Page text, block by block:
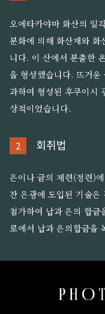
오에타카야마 화산의 일
분화에 의해 화산재와 화
니다. 이 산에서 분출한
을 형성했습니다. 뜨거운
과하여 형성된 후쿠이시
상적이었습니다.
2 회취법
은이나 금의 제련(정련)
잔 은광에 도입된 기술은
첨가하여 납과 은의 합
로에서 납과 은의합금을